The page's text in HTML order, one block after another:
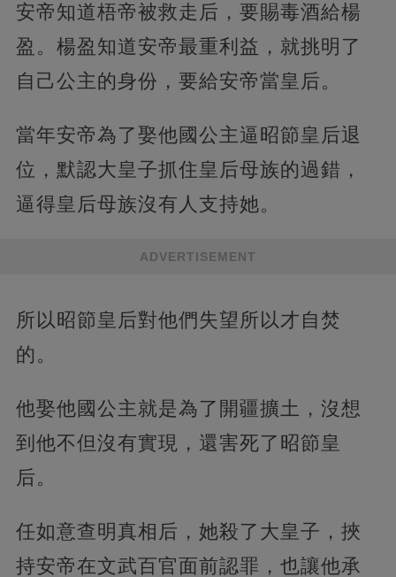
安帝知道梧帝被救走后，要賜毒酒給楊
盈。楊盈知道安帝最重利益，就挑明了
自己公主的身份，要給安帝當皇后。
當年安帝為了娶他國公主逼昭節皇后退
位，默認大皇子抓住皇后母族的過錯，
逼得皇后母族沒有人支持她。
ADVERTISEMENT
所以昭節皇后對他們失望所以才自焚
的。
他娶他國公主就是為了開疆擴土，沒想
到他不但沒有實現，還害死了昭節皇
后。
任如意查明真相后，她殺了大皇子，挾
持安帝在文武百官面前認罪，也讓他承